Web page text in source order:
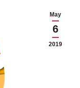
May
6
2019